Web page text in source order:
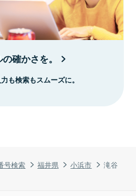
号検索 福井県 小浜市 滝谷
確かさを。
も検索もスムーズに。